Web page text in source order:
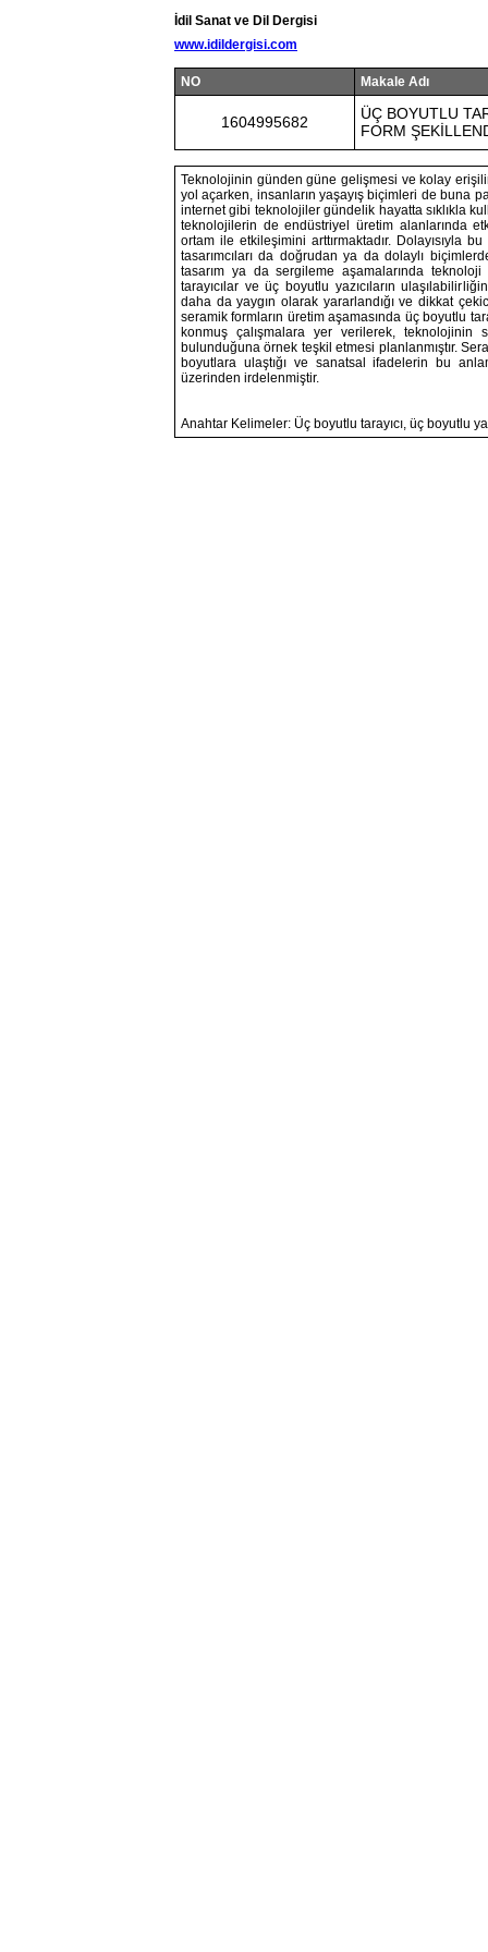
İdil Sanat ve Dil Dergisi
www.idildergisi.com
NO Makale Adı
1604995682
ÜÇ BOYUTLU
FORM
Teknolojinin günden güne gelişmesi ve kolay erişilir
yol açarken, insanların yaşayış biçimleri de buna
internet gibi teknolojiler gündelik hayatta sıklıkla
teknolojilerin de endüstriyel üretim alanlarında
ortam ile etkileşimini arttırmaktadır. Dolayısıyla
tasarımcıları da doğrudan ya da dolaylı
tasarım ya da sergileme aşamalarında
tarayıcılar ve üç boyutlu yazıcıların
daha da yaygın olarak yararlandığı ve dikkat
seramik formların üretim aşamasında üç boyutlu
konmuş çalışmalara yer verilerek, teknolojinin
bulunduğuna örnek teşkil etmesi planlanmıştır.
boyutlara ulaştığı ve sanatsal ifadelerin bu
üzerinden irdelenmiştir.
Anahtar Kelimeler: Üç boyutlu tarayıcı, üç boyutlu